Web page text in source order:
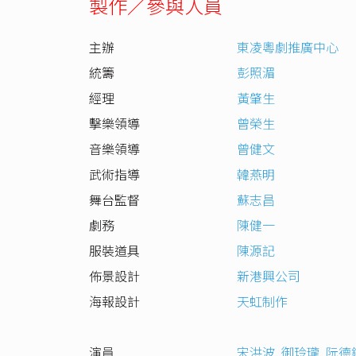
主辦
東凌粵劇推廣中心
統籌
彭照湄
經理
黃肇生
擊樂領導
曾榮生
音樂領導
曾健文
武術指導
韓燕明
舞台監督
蘇志昌
劇務
陳健一
服裝道具
陳源記
佈景設計
新港興公司
海報設計
天虹制作
演員 宋洪波, 御玲瓏, 阮德